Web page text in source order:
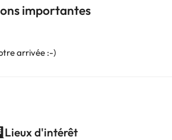
importantes
arrivée :-)
Lieux d'intérêt